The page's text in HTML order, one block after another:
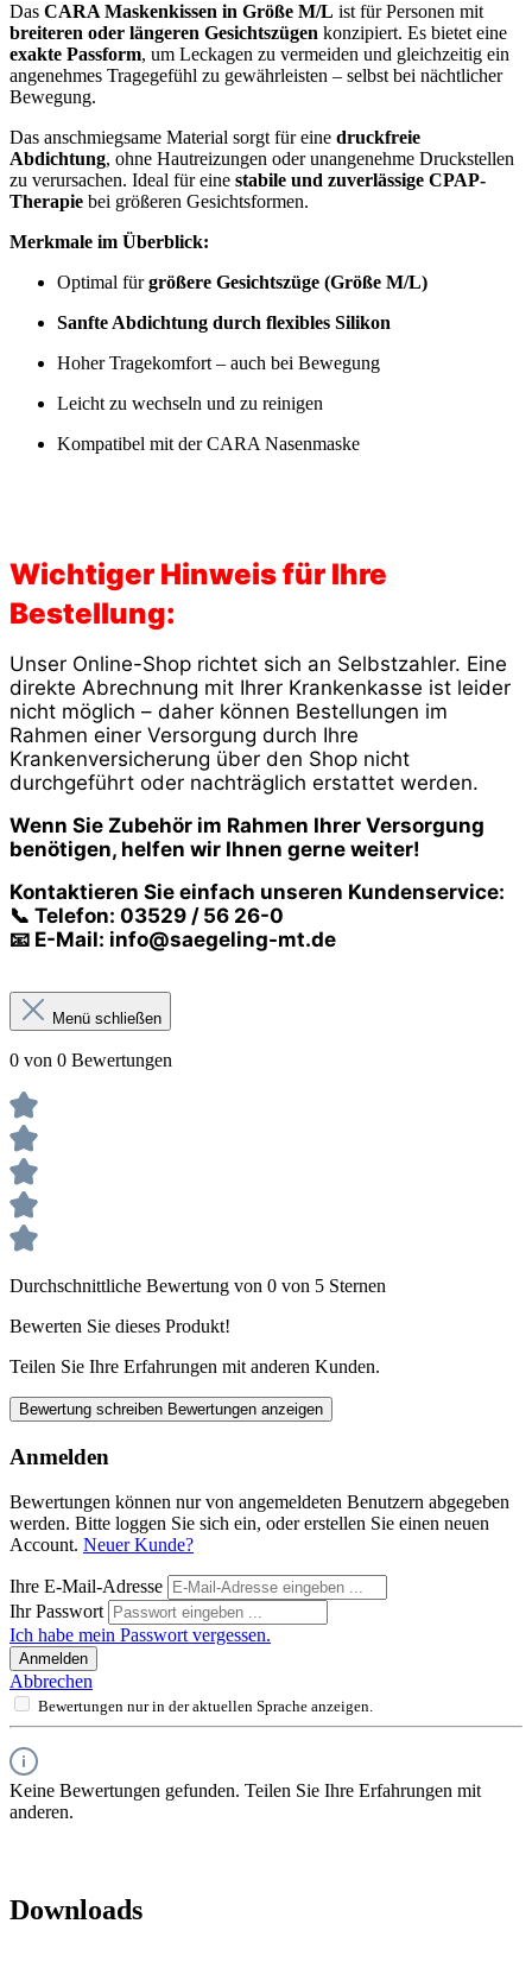
Das CARA Maskenkissen in Größe M/L ist für Personen mit
breiteren oder längeren Gesichtszügen konzipiert. Es bietet eine
exakte Passform, um Leckagen zu vermeiden und gleichzeitig ein
angenehmes Tragegefühl zu gewährleisten – selbst bei nächtlicher
Bewegung.
Das anschmiegsame Material sorgt für eine druckfreie
Abdichtung, ohne Hautreizungen oder unangenehme Druckstellen
zu verursachen. Ideal für eine stabile und zuverlässige CPAP-
Therapie bei größeren Gesichtsformen.
Merkmale im Überblick:
Optimal fürgrößere Gesichtszüge (Größe M/L)
Sanfte Abdichtung durch flexibles Silikon
Hoher Tragekomfort – auch bei Bewegung
Leicht zu wechseln und zu reinigen
Kompatibel mit der CARA Nasenmaske
Wichtiger Hinweis für Ihre
Bestellung:
Unser Online-Shop richtet sich an Selbstzahler. Eine
direkte Abrechnung mit Ihrer Krankenkasse ist leider
nicht möglich – daher können Bestellungen im
Rahmen einer Versorgung durch Ihre
Krankenversicherung über den Shop nicht
durchgeführt oder nachträglich erstattet werden.
Wenn Sie Zubehör im Rahmen Ihrer Versorgung
benötigen, helfen wir Ihnen gerne weiter!
Kontaktieren Sie einfach unseren Kundenservice:
📞 Telefon: 03529 / 56 26-0
📧 E-Mail: info@saegeling-mt.de
Menü schließen
0 von 0 Bewertungen
Durchschnittliche Bewertung von 0 von 5 Sternen
Bewerten Sie dieses Produkt!
Teilen Sie Ihre Erfahrungen mit anderen Kunden.
Bewertung schreiben Bewertungen anzeigen
Anmelden
Bewertungen können nur von angemeldeten Benutzern abgegeben
werden. Bitte loggen Sie sich ein, oder erstellen Sie einen neuen
Account. Neuer Kunde?
Ihre E-Mail-Adresse
Ihr Passwort
Ich habe mein Passwort vergessen.
Anmelden
Abbrechen
Bewertungen nur in der aktuellen Sprache anzeigen.
Keine Bewertungen gefunden. Teilen Sie Ihre Erfahrungen mit
anderen.
Downloads